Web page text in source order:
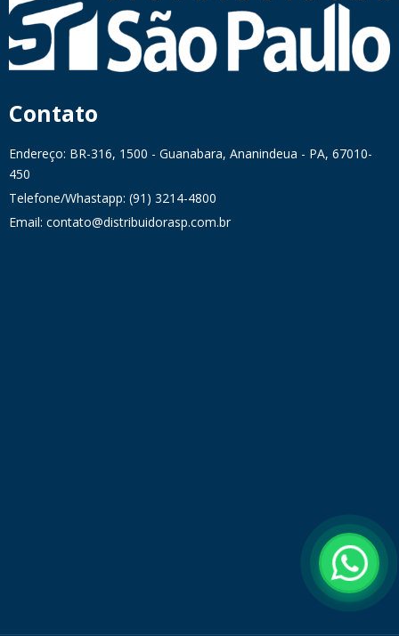
Contato
Endereço: BR-316, 1500 - Guanabara, Ananindeua - PA, 67010-
450
Telefone/Whastapp: (91) 3214-4800
Email: contato@distribuidorasp.com.br